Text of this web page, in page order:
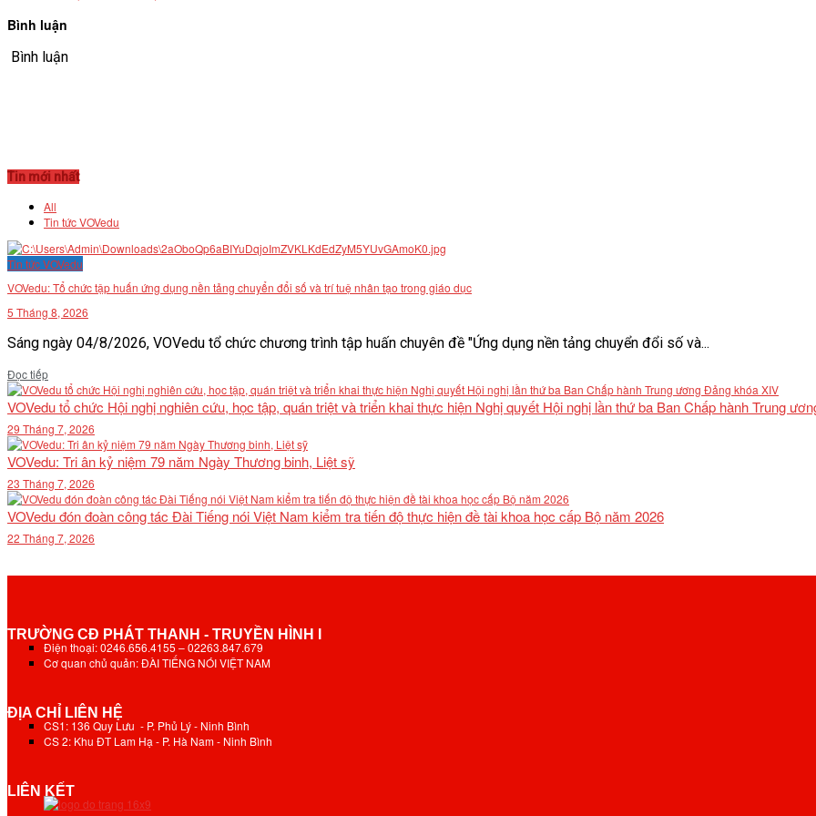
Bình luận
Bình luận
Tin mới nhất
All
Tin tức VOVedu
Tin tức VOVedu
VOVedu: Tổ chức tập huấn ứng dụng nền tảng chuyển đổi số và trí tuệ nhân tạo trong giáo dục
5 Tháng 8, 2026
Sáng ngày 04/8/2026, VOVedu tổ chức chương trình tập huấn chuyên đề "Ứng dụng nền tảng chuyển đổi số và...
Đọc tiếpDetails
VOVedu tổ chức Hội nghị nghiên cứu, học tập, quán triệt và triển khai thực hiện Nghị quyết Hội nghị lần thứ ba Ban Chấp hành Trung
29 Tháng 7, 2026
VOVedu: Tri ân kỷ niệm 79 năm Ngày Thương binh, Liệt sỹ
23 Tháng 7, 2026
VOVedu đón đoàn công tác Đài Tiếng nói Việt Nam kiểm tra tiến độ thực hiện đề tài khoa học cấp Bộ năm 2026
22 Tháng 7, 2026
TRƯỜNG CĐ PHÁT THANH - TRUYỀN HÌNH I
Điện thoại: 0246.656.4155 – 02263.847.679
Cơ quan chủ quản: ĐÀI TIẾNG NÓI VIỆT NAM
ĐỊA CHỈ LIÊN HỆ
CS1: 136 Quy Lưu - P. Phủ Lý - Ninh Bình
CS 2: Khu ĐT Lam Hạ - P. Hà Nam - Ninh Bình
LIÊN KẾT